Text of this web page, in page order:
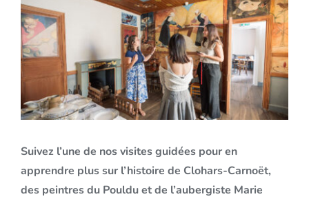
Suivez l’une de nos visites guidées pour en
apprendre plus sur l’histoire de Clohars-Carnoët,
des peintres du Pouldu et de l’aubergiste Marie